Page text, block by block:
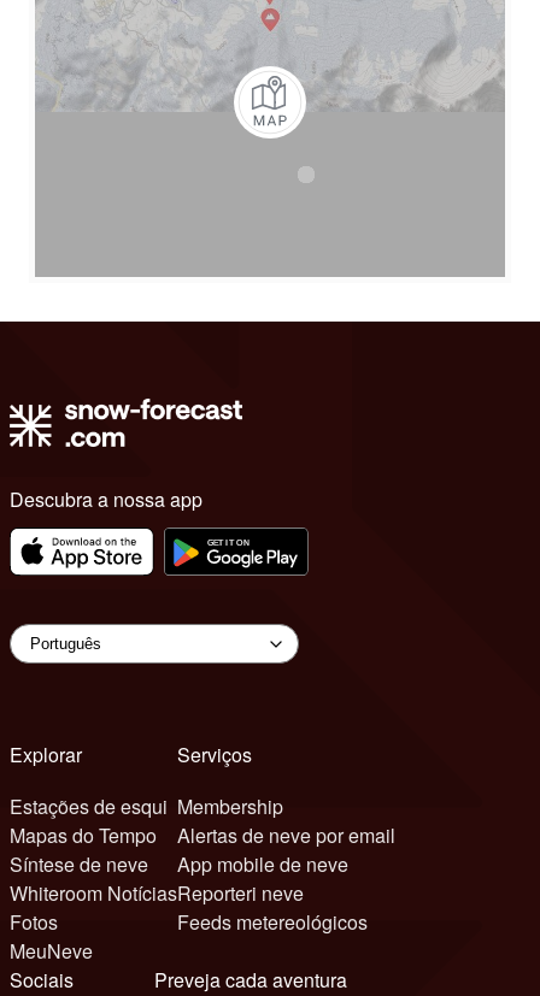
Descubra a nossa app
Explorar
Estações de esqui
Mapas do Tempo
Síntese de neve
Whiteroom Notícias
Fotos
MeuNeve
Serviços
Membership
Alertas de neve por email
App mobile de neve
Reporteri neve
Feeds metereológicos
Sociais
Preveja cada aventura